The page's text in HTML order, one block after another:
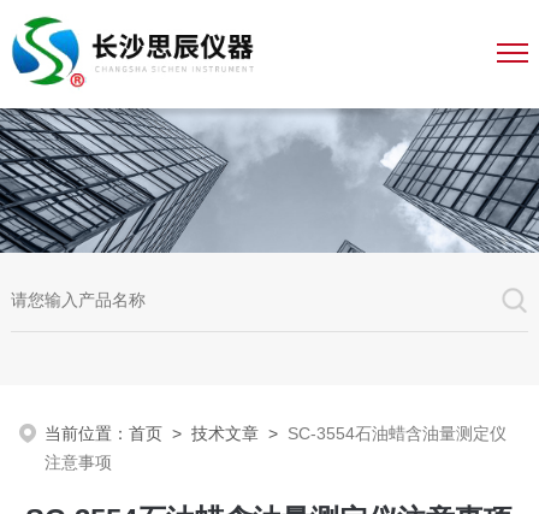
当前位置：首页 >技术文章 > SC-3554石油蜡含油量测定仪
注意事项